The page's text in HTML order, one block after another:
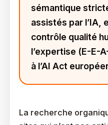
sémantique
assistés par l’IA,
contrôle qualité
l’expertise (E-E-
à l’AI Act
La recherche